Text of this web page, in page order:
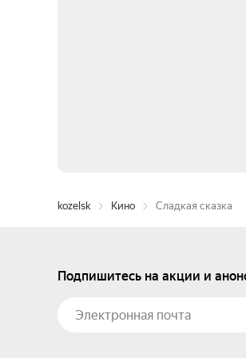
kozelsk Кино Сладкая сказка
Подпишитесь на акции и